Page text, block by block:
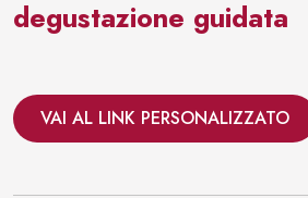
degustazione guidata
VAI AL LINK PERSONALIZZATO